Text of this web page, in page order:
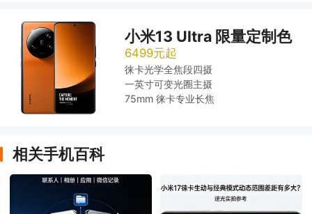
小米13 Ultra 限量定制色
6499元起
徕卡光学全焦段四摄
一英寸可变光圈主摄
75mm 徕卡专业长焦
相关手机百科